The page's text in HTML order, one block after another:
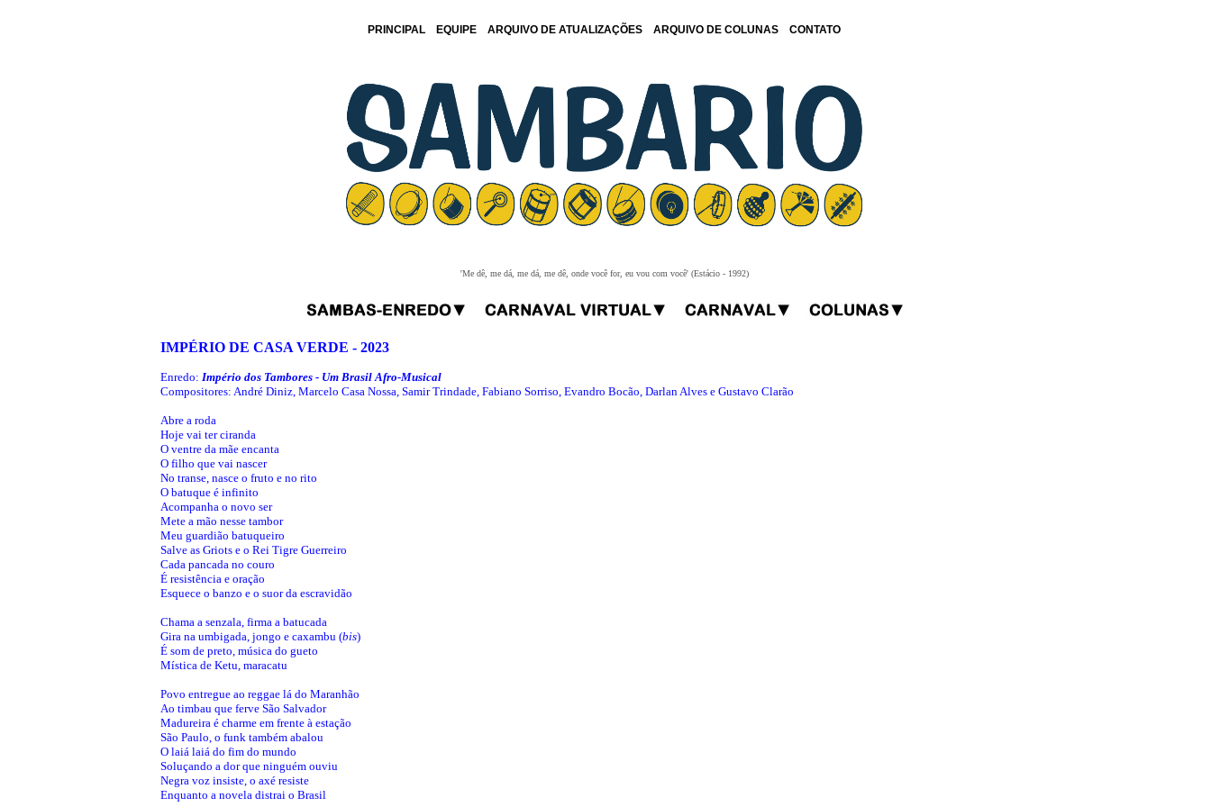
PRINCIPAL EQUIPE ARQUIVO DE ATUALIZAÇÕES ARQUIVO DE COLUNAS CONTATO
'Me dê, me dá, me dá, me dê, onde você for, eu vou com você' (Estácio - 1992)
IMPÉRIO DE CASA VERDE - 2023
Enredo: Império dos Tambores - Um Brasil Afro-Musical
Compositores: André Diniz, Marcelo Casa Nossa, Samir Trindade, Fabiano Sorriso, Evandro Bocão, Darlan Alves e Gustavo Clarão
Abre a roda
Hoje vai ter ciranda
O ventre da mãe encanta
O filho que vai nascer
No transe, nasce o fruto e no rito
O batuque é infinito
Acompanha o novo ser
Mete a mão nesse tambor
Meu guardião batuqueiro
Salve as Griots e o Rei Tigre Guerreiro
Cada pancada no couro
É resistência e oração
Esquece o banzo e o suor da escravidão
Chama a senzala, firma a batucada
Gira na umbigada, jongo e caxambu (bis)
É som de preto, música do gueto
Mística de Ketu, maracatu
Povo entregue ao reggae lá do Maranhão
Ao timbau que ferve São Salvador
Madureira é charme em frente à estação
São Paulo, o funk também abalou
O laiá laiá do fim do mundo
Soluçando a dor que ninguém ouviu
Negra voz insiste, o axé resiste
Enquanto a novela distrai o Brasil